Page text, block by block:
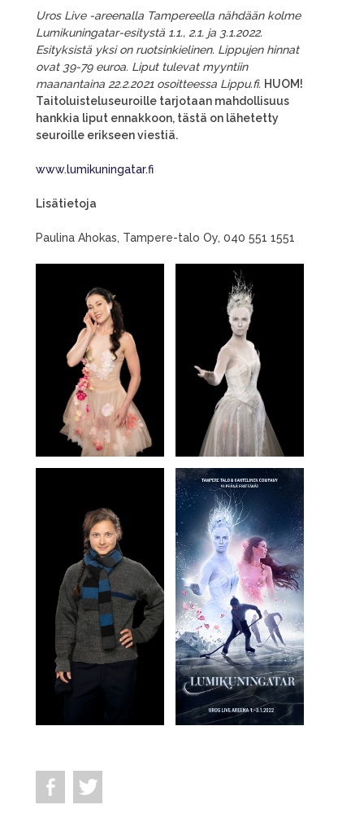
Uros Live -areenalla Tampereella nähdään kolme
Lumikuningatar-esitystä 1.1., 2.1. ja 3.1.2022.
Esityksistä yksi on ruotsinkielinen. Lippujen hinnat
ovat 39-79 euroa. Liput tulevat myyntiin
maanantaina 22.2.2021 osoitteessa Lippu.fi. HUOM!
Taitoluisteluseuroille tarjotaan mahdollisuus
hankkia liput ennakkoon, tästä on lähetetty
seuroille erikseen viestiä.
www.lumikuningatar.fi
Lisätietoja
Paulina Ahokas, Tampere-talo Oy, 040 551 1551